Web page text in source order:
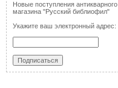
Новые поступления антикварного
магазина "Русский библиофил"
Укажите ваш электронный адрес: